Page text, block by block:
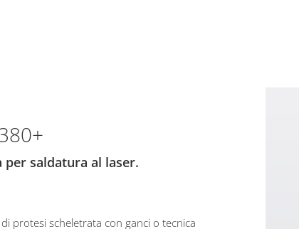
per saldatura al laser.
protesi scheletrata con ganci o tecnica